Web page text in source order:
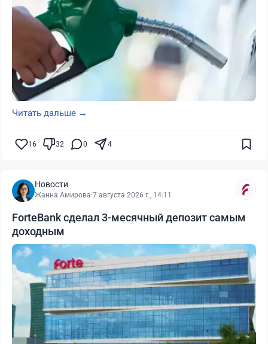
Читать дальше →
16 32 0 4
Новости
Жанна Амирова·7 августа 2026 г., 14:11
ForteBank сделал 3-месячный депозит самым
доходным